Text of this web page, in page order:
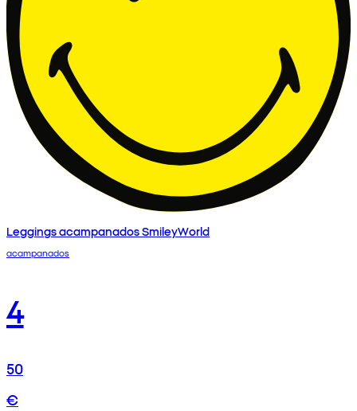
Leggings acampanados SmileyWorld
acampanados
4
50
€